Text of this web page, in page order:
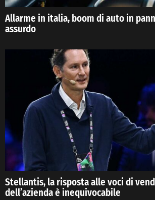
Allarme in italia, boom di auto in
assurdo
Stellantis, la risposta alle voci di
dell’azienda è inequivocabile